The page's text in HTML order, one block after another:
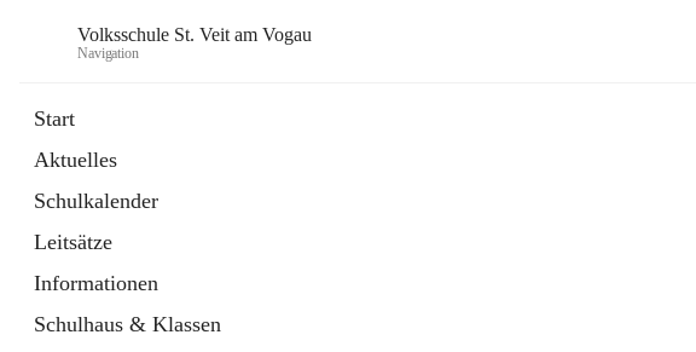
Volksschule St. Veit am Vogau
Navigation
Start
Aktuelles
Schulkalender
Leitsätze
Informationen
Schulhaus & Klassen